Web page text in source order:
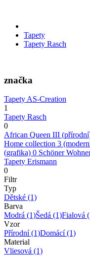
Tapety
Tapety Rasch
značka
Tapety AS-Creation
1
Tapety Rasch
0
African Queen III
Home collection 3
(grafika) 0 Schöner
Tapety Erismann
0
Filtr
Typ
Dětské (1)
Barva
Modrá (1)Šedá (1)Fialová
Vzor
Přírodní(1)Domácí(1)
Material
Vliesová (1)